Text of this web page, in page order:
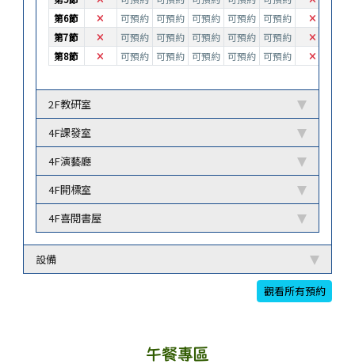
第6節
不可預約
可預約 可預約 可預約 可預約 可預約
第7節
不可預約
可預約 可預約 可預約 可預約 可預約
第8節
不可預約
可預約 可預約 可預約 可預約 可預約
2F教研室
4F課發室
4F演藝廳
4F開標室
4F喜閱書屋
設備
觀看所有預約
午餐專區